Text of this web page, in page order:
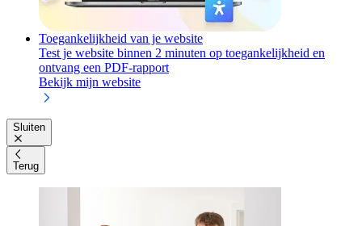
Toegankelijkheid van je website
Test je website binnen 2 minuten op toegankelijkheid en
ontvang een PDF-rapport
Bekijk mijn website
Sluiten
Terug